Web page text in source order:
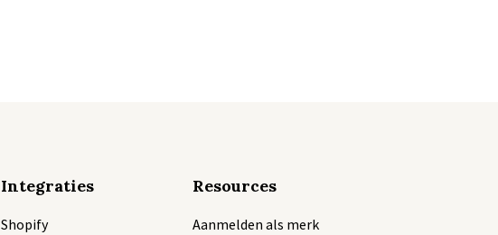
Integraties
Shopify
Resources
Aanmelden als merk